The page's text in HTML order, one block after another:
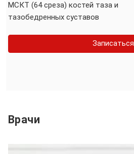
МСКТ (64 среза) костей таза и
тазобедренных суставов
Записаться
Врачи